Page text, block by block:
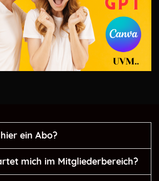
ein Abo?
mich im Mitgliederbereich?